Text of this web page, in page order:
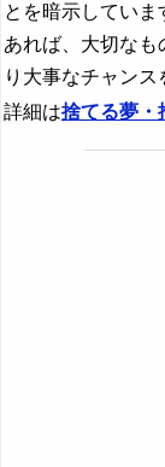
とを暗示してい
あれば、大切なも
り大事なチャン
詳細は捨てる夢・